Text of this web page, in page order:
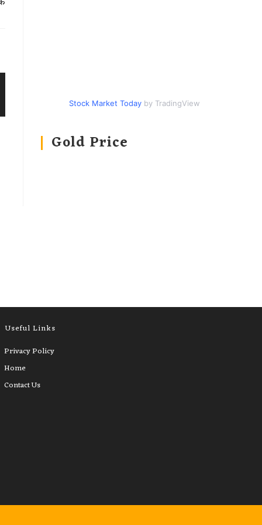
Stock Market Today by TradingView
Gold Price
Useful Links
Privacy Policy
Home
Contact Us